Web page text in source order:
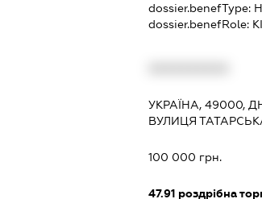
dossier.benefType:
dossier.benefRole:
УКРАЇНА, 49000,
ВУЛИЦЯ
100 000 грн.
47.91 роздрібна